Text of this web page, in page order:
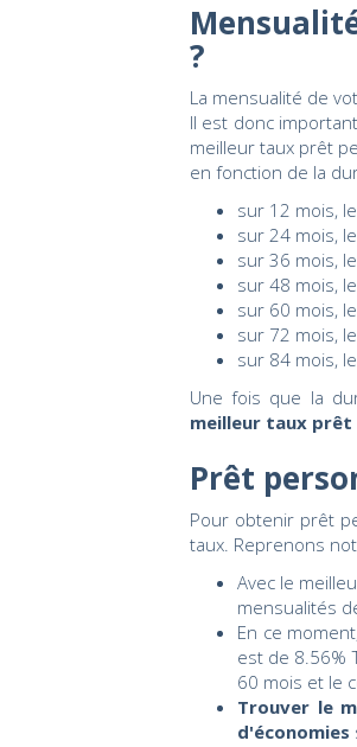
?
La mensualité de
Il est donc
meilleur taux prêt
en fonction de la
sur 12 mois,
sur 24 mois,
sur 36 mois,
sur 48 mois,
sur 60 mois,
sur 72 mois,
sur 84 mois,
Une fois que la
meilleur taux prêt
Prêt
Pour obtenir prêt
taux. Reprenons
Avec le
mensualités
En ce
est de 8.56%
60 mois et le
Trouver le
d'économies